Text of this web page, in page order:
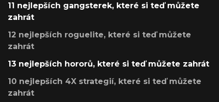
11 nejlepších gangsterek, které si teď můžete
zahrát
12 nejlepších roguelite, které si teď můžete
zahrát
13 nejlepších hororů, které si teď můžete zahrát
10 nejlepších 4X strategií, které si teď můžete
zahrát